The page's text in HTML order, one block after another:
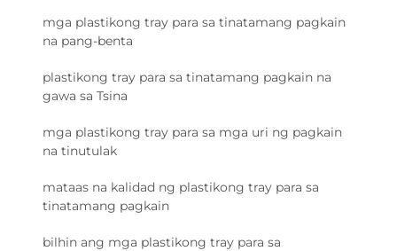
mga plastikong tray para sa tinatamang pagkain
na pang-benta
plastikong tray para sa tinatamang pagkain na
gawa sa Tsina
mga plastikong tray para sa mga uri ng pagkain
na tinutulak
mataas na kalidad ng plastikong tray para sa
tinatamang pagkain
bilhin ang mga plastikong tray para sa